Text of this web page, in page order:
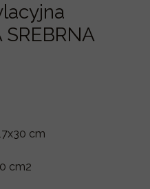
cm
cm2
SREBRNA